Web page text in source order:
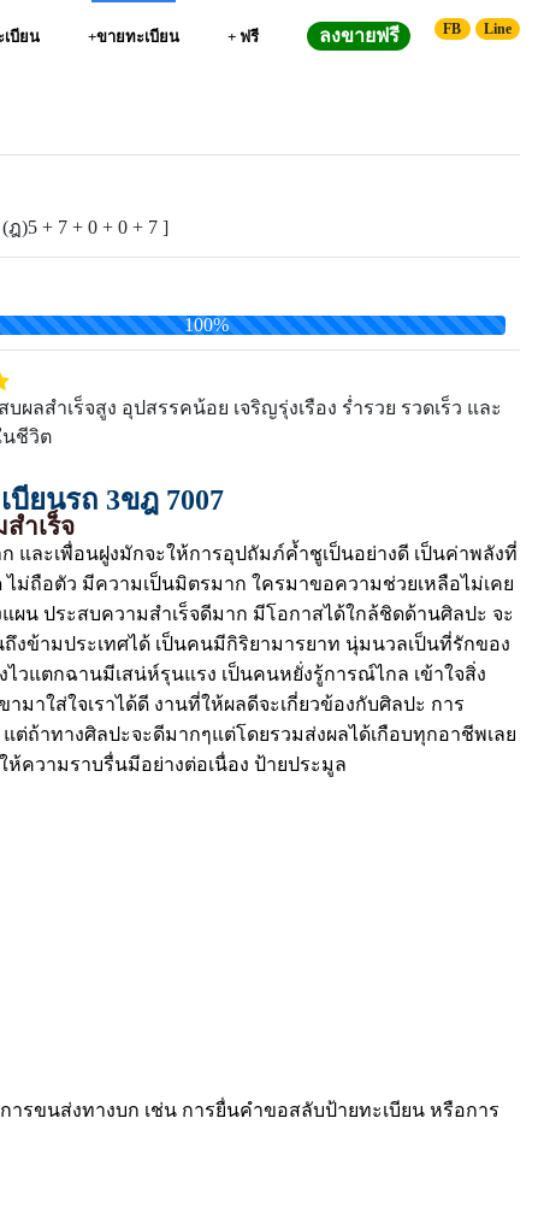
บียน +ขายทะเบียน + ฟรี ลงขายฟรี FB Line
ฎ)5 + 7 + 0 + 0 + 7 ]
100%
ผลสำเร็จสูง อุปสรรคน้อย เจริญรุ่งเรือง ร่ำรวย รวดเร็ว และ
ชีวิต
ยนรถ 3ขฎ 7007
ำเร็จ
และเพื่อนฝูงมักจะให้การอุปถัมภ์ค้ำชูเป็นอย่างดี เป็นค่าพลังที่
ม่ถือตัว มีความเป็นมิตรมาก ใครมาขอความช่วยเหลือไม่เคย
ผน ประสบความสำเร็จดีมาก มีโอกาสได้ใกล้ชิดด้านศิลปะ จะ
งข้ามประเทศได้ เป็นคนมีกิริยามารยาท นุ่มนวลเป็นที่รักของ
วแตกฉานมีเสน่ห์รุนแรง เป็นคนหยั่งรู้การณ์ไกล เข้าใจสิ่ง
ามาใส่ใจเราได้ดี งานที่ให้ผลดีจะเกี่ยวข้องกับศิลปะ การ
แต่ถ้าทางศิลปะจะดีมากๆแต่โดยรวมส่งผลได้เกือบทุกอาชีพเลย
ห้ความราบรื่นมีอย่างต่อเนื่อง ป้ายประมูล
รขนส่งทางบก เช่น การยื่นคำขอสลับป้ายทะเบียน หรือการ